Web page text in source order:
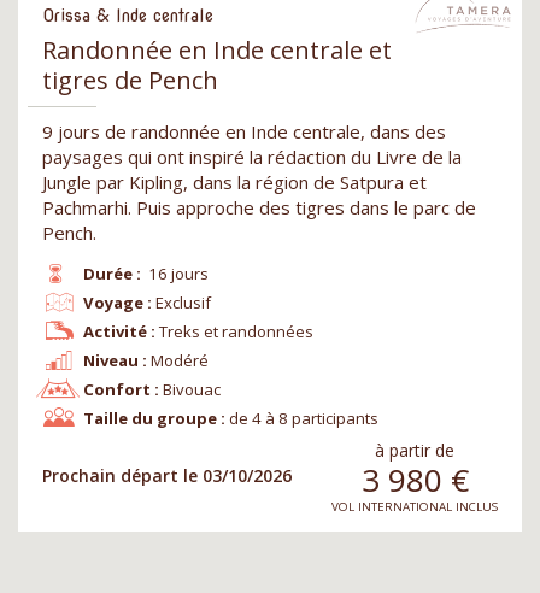
Orissa & Inde centrale
Randonnée en Inde centrale et
tigres de Pench
9 jours de randonnée en Inde centrale, dans des
paysages qui ont inspiré la rédaction du Livre de la
Jungle par Kipling, dans la région de Satpura et
Pachmarhi. Puis approche des tigres dans le parc de
Pench.
Durée : 16 jours
Niveau : Modéré
Voyage : Exclusif
Confort : Bivouac
Activité : Treks et randonnées
Taille du groupe : de 4 à 8 participants
Prochain départ le 03/10/2026
à partir de
3 980 €
VOL INTERNATIONAL INCLUS